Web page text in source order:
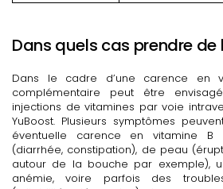
Dans quels cas prendre de
Dans le cadre d’une carence en
complémentaire peut être
injections de vitamines par voie
YuBoost. Plusieurs symptômes
éventuelle carence en vitamine B
(diarrhée, constipation), de peau
autour de la bouche par exemple),
anémie, voire parfois des